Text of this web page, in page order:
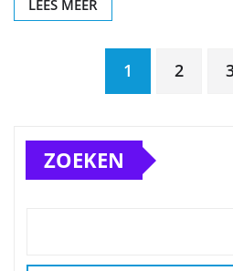
LEES MEER
Berichten
paginering
1 2
ZOEKEN